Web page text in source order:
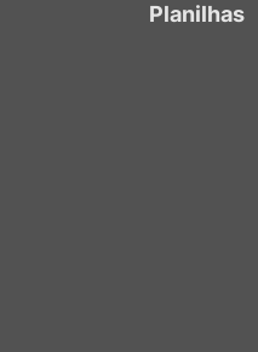
Planilhas